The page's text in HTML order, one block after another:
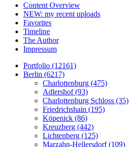
Content Overview
NEW: my recent uploads
Favorites
Timeline
The Author
Impressum
Portfolio (12161)
Berlin (6217)
Charlottenburg (475)
Adlershof (93)
Charlottenburg Schloss (35)
Friedrichshain (195)
Köpenick (86)
Kreuzberg (442)
Lichtenberg (125)
Marzahn-Hellersdorf (109)